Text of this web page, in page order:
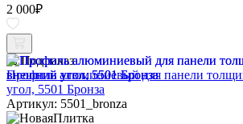
2 000₽
Под заказ
Профиль алюминиевый для панели
угол, 5501 Бронза
Артикул: 5501_bronza